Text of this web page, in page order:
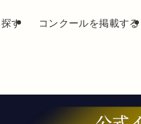
探す コンクールを掲載する